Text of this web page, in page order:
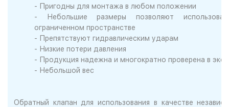
- Пригодны для монтажа в любом положении
- Небольшие размеры позволяют
ограниченном пространстве
- Препятствуют гидравлическим ударам
- Низкие потери давления
- Продукция надежна и многократно проверена в
- Небольшой вес
Обратный клапан для использования в качестве